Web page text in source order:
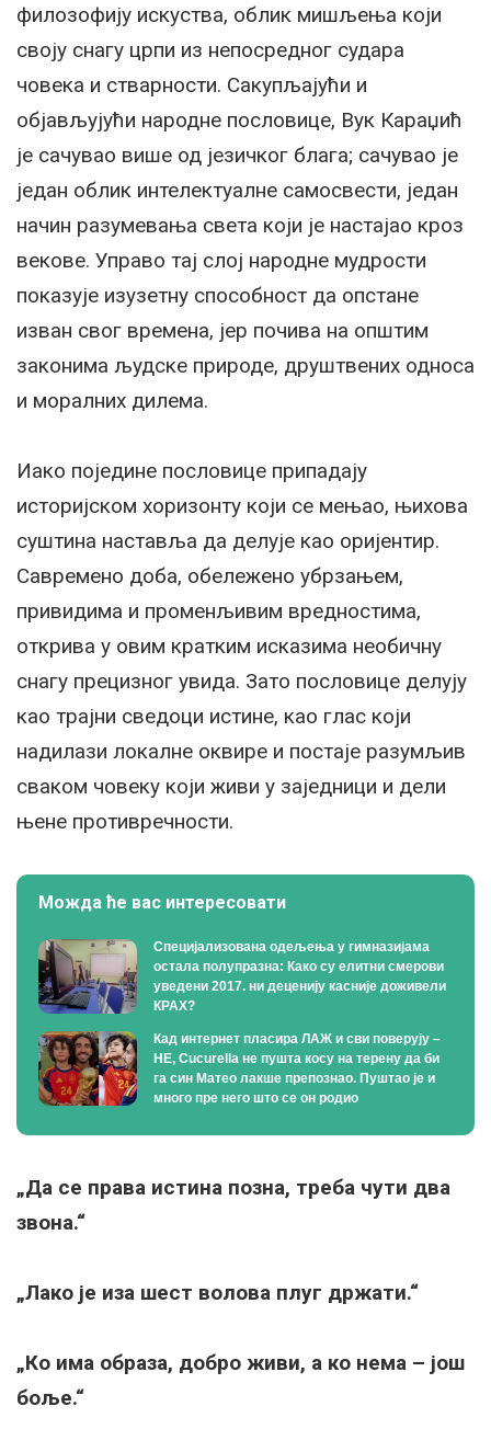
филозофију искуства, облик мишљења који
своју снагу црпи из непосредног судара
човека и стварности. Сакупљајући и
објављујући народне пословице, Вук Караџић
је сачувао више од језичког блага; сачувао је
један облик интелектуалне самосвести, један
начин разумевања света који је настајао кроз
векове. Управо тај слој народне мудрости
показује изузетну способност да опстане
изван свог времена, јер почива на општим
законима људске природе, друштвених односа
и моралних дилема.
Иако поједине пословице припадају
историјском хоризонту који се мењао, њихова
суштина наставља да делује као оријентир.
Савремено доба, обележено убрзањем,
привидима и променљивим вредностима,
открива у овим кратким исказима необичну
снагу прецизног увида. Зато пословице делују
као трајни сведоци истине, као глас који
надилази локалне оквире и постаје разумљив
сваком човеку који живи у заједници и дели
њене противречности.
Можда ће вас интересовати
Специјализована одељења у гимназијама
остала полупразна: Како су елитни смерови
уведени 2017. ни деценију касније доживели
КРАХ?
Кад интернет пласира ЛАЖ и сви поверују –
НЕ, Cucurella не пушта косу на терену да би
га син Матео лакше препознао. Пуштао је и
много пре него што се он родио
„Да се права истина позна, треба чути два
звона.“
„Лако је иза шест волова плуг држати.“
„Ко има образа, добро живи, а ко нема – још
боље.“